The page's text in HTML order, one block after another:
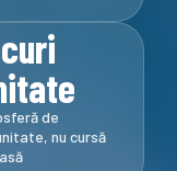
de
nu cursă